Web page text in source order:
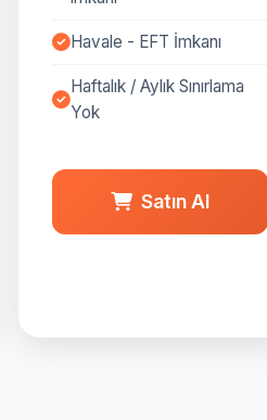
Havale - EFT İmkanı
Haftalık / Aylık Sınırlama
Yok
Satın Al